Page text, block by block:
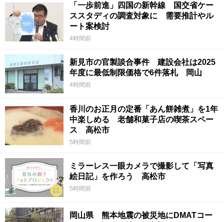
「一歩前進」四国の新幹線 国交省ケー
ススタディの調査対象に 需要推計やル
ート案検討
4時間前
新見市の官製談合事件 建設会社は2025
年度に最低制限価格で6件落札 岡山
4時間前
香川のお正月の定番「あん餅雑煮」を1年
中楽しめる 老舗和菓子店の喫茶スペー
ス 高松市
5時間前
ミラーレス一眼カメラで撮影して「写真
絵日記」を作ろう 高松市
5時間前
岡山県 熊本地震の被災地にDMATコー